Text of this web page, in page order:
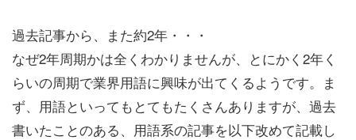
過去記事から、また約2年・・・
なぜ2年周期かは全くわかりませんが、とにかく2年く
らいの周期で業界用語に興味が出てくるようです。ま
ず、用語といってもとてもたくさんありますが、過去
書いたことのある、用語系の記事を以下改めて記載し